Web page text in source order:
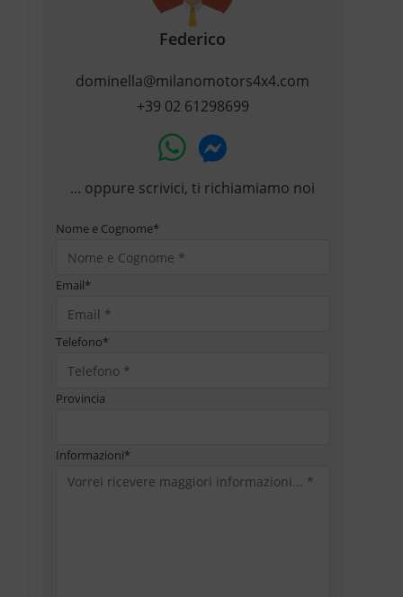
Federico
dominella@milanomotors4x4.com
+39 02 61298699
... oppure scrivici, ti richiamiamo noi
Nome e Cognome*
Email*
Telefono*
Provincia
Informazioni*